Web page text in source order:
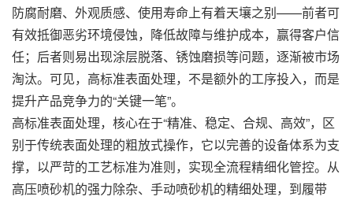
防腐耐磨、外观质感、使用寿命上有着天壤之别——前者可
有效抵御恶劣环境侵蚀，降低故障与维护成本，赢得客户信
任；后者则易出现涂层脱落、锈蚀磨损等问题，逐渐被市场
淘汰。可见，高标准表面处理，不是额外的工序投入，而是
提升产品竞争力的“关键一笔”。
高标准表面处理，核心在于“精准、稳定、合规、高效”，区
别于传统表面处理的粗放式操作，它以完善的设备体系为支
撑，以严苛的工艺标准为准则，实现全流程精细化管控。从
高压喷砂机的强力除杂、 手动喷砂机的精细处理，到履带